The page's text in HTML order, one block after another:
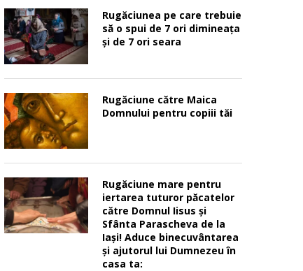
Rugăciunea pe care trebuie
să o spui de 7 ori dimineața
și de 7 ori seara
Rugăciune către Maica
Domnului pentru copiii tăi
Rugăciune mare pentru
iertarea tuturor păcatelor
către Domnul Iisus şi
Sfânta Parascheva de la
Iaşi! Aduce binecuvântarea
şi ajutorul lui Dumnezeu în
casa ta: